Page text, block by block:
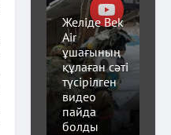
Желіде Bek
Air
ұшағының
құлаған сәті
түсірілген
видео
пайда
болды